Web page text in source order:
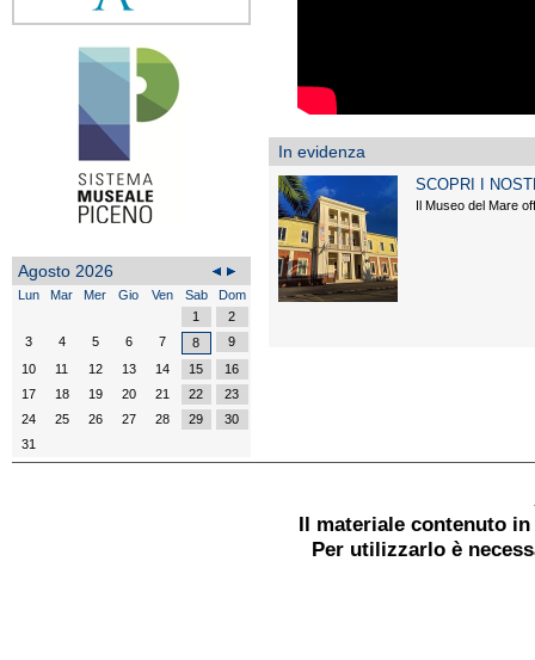
Agosto 2026
Lun Mar Mer Gio Ven Sab
Dom
1
2
3
4 5 6 7 8
9
10
11 12 13 14 15
16
17
18 19 20 21 22
23
24
25 26 27 28 29
30
31
In evidenza
SCOPRI I
Il Museo del Mare
Il materiale contenuto
Per utilizzarlo è